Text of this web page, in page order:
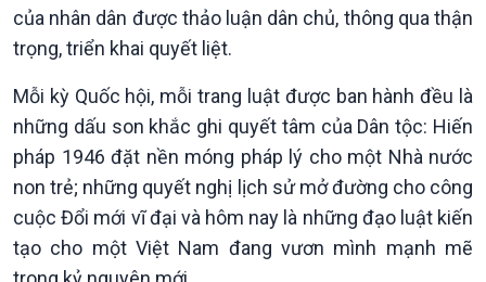
Kinh tế
Tin Kinh tế
Nông nghiệp & Biển đảo
của nhân dân được thảo luận dân chủ, thông qua thận
trọng, triển khai quyết liệt.
Mỗi kỳ Quốc hội, mỗi trang luật được ban hành đều là
những dấu son khắc ghi quyết tâm của Dân tộc: Hiến
pháp 1946 đặt nền móng pháp lý cho một Nhà nước
non trẻ; những quyết nghị lịch sử mở đường cho công
cuộc Đổi mới vĩ đại và hôm nay là những đạo luật kiến
tạo cho một Việt Nam đang vươn mình mạnh mẽ